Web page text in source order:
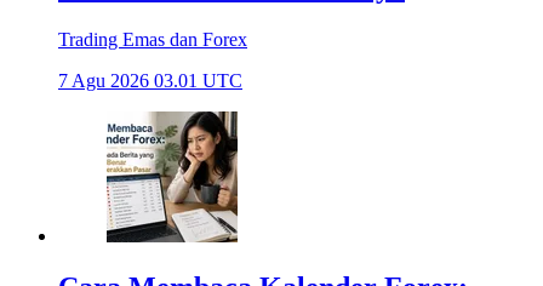
Trading Emas dan Forex
7 Agu 2026 03.01 UTC